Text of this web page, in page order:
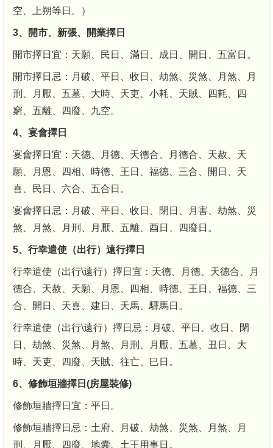
空、上朔等日。）
3、開市、新張、開業擇日
開市擇日宜：天願、民日、滿日、成日、開日、五富日。
開市擇日忌：月破、平日、收日、劫煞、災煞、月煞、月
刑、月厭、五墓、大時、天吏、小耗、天賊、四耗、四
窮、五離、四廢、九空。
4、宴會擇日
宴會擇日宜：天德、月德、天德合、月德合、天赦、天
願、月恩、四相、時德、王日、福德、三合、開日、天
喜、民日、六合、五合日。
宴會擇日忌：月破、平日、收日、閉日、月害、劫煞、災
煞、月煞、月刑、月厭、五離、酉日、四廢日。
5、行幸遣使（出行）遠行擇日
行幸遣使（出行\遠行）擇日宜：天德、月德、天德合、月
德合、天赦、天願、月恩、四相、時德、王日、福德、三
合、開日、天喜、建日、天馬、驛馬日。
行幸遣使（出行\遠行）擇日忌：月破、平日、收日、閉
日、劫煞、災煞、月煞、月刑、月厭、五墓、丑日、大
時、天吏、四廢、天賊、往亡、巳日。
6、修飾垣牆擇日(房屋裝修)
修飾垣牆擇日宜：平日。
修飾垣牆擇日忌：土府、月破、劫煞、災煞、月煞、月
刑、月厭、四廢、地囊、土王用事日。